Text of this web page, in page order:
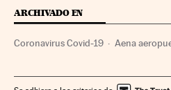
ARCHIVADO EN
Coronavirus Covid-19 Aena